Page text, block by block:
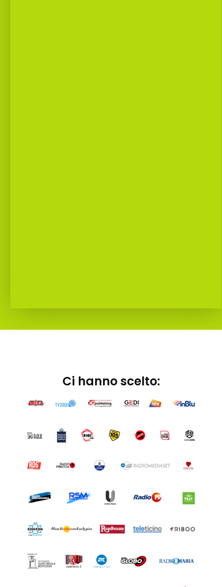
Ci hanno scelto: